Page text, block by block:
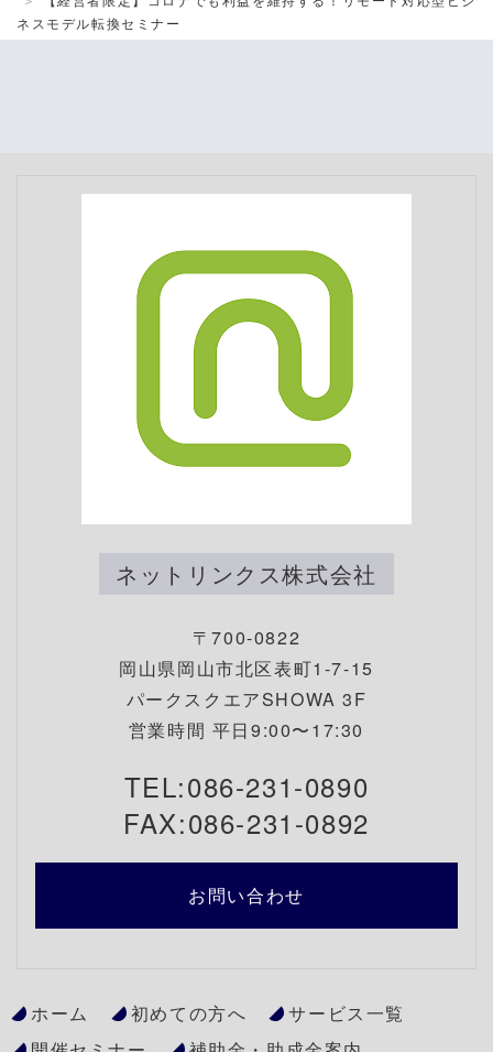
ネスモデル転換セミナー
ネットリンクス株式会社
〒700-0822
岡山県岡山市北区表町1-7-15
パークスクエアSHOWA 3F
営業時間 平日9:00〜17:30
TEL:086-231-0890
FAX:086-231-0892
お問い合わせ
ホーム 初めての方へ
サービス一覧